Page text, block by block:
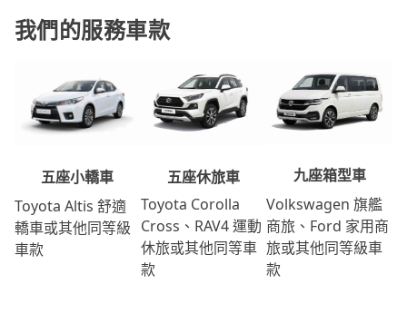
我們的服務車款
五座小轎車
Toyota Altis 舒適
轎車或其他同等級
車款
五座休旅車
Toyota Corolla
Cross、RAV4 運動
休旅或其他同等車
款
九座箱型車
Volkswagen 旗艦
商旅、Ford 家用商
旅或其他同等級車
款